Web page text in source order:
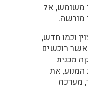
משומש, אל
מורשה.
וכמו חדש,
רוכשים
מכנית
המנוע, את
מערכת